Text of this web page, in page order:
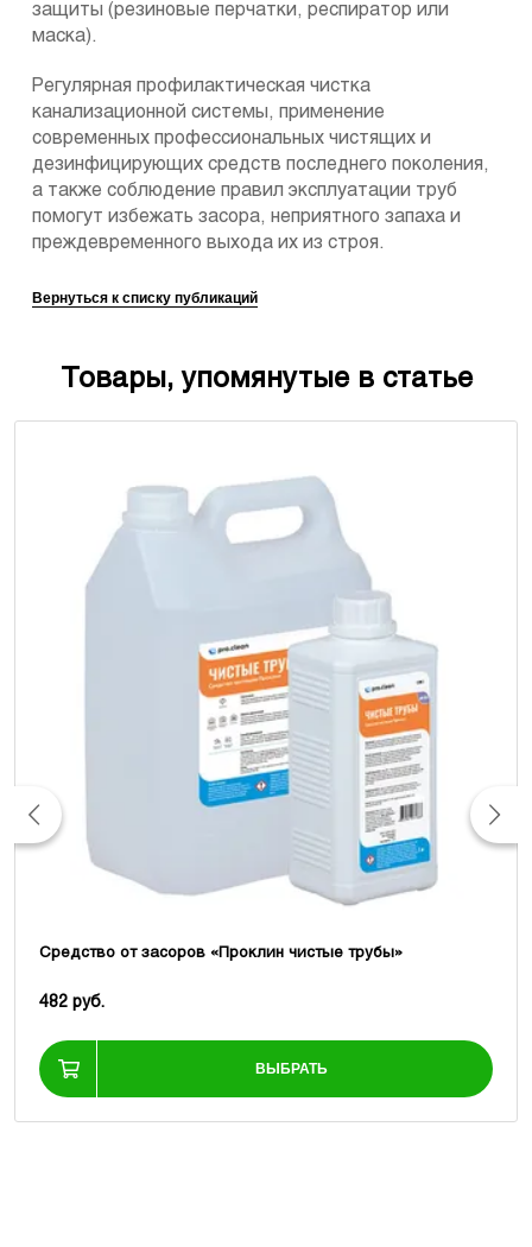
защиты (резиновые перчатки, респиратор или
маска).
Регулярная профилактическая чистка
канализационной системы, применение
современных профессиональных чистящих и
дезинфицирующих средств последнего поколения,
а также соблюдение правил эксплуатации труб
помогут избежать засора, неприятного запаха и
преждевременного выхода их из строя.
Вернуться к списку публикаций
Товары, упомянутые в статье
Средство от засоров «Проклин чистые трубы»
482 руб.
ВЫБРАТЬ